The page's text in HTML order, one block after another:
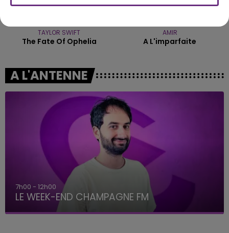
TAYLOR SWIFT
The Fate Of Ophelia
AMIR
A L'imparfaite
A L'ANTENNE
7h00 - 12h00
LE WEEK-END CHAMPAGNE FM